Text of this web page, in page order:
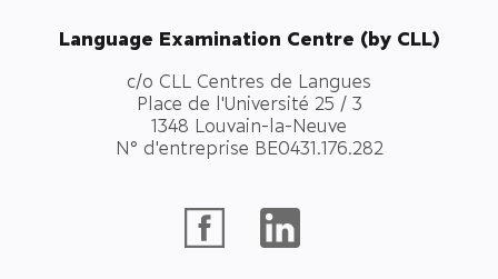
Language Examination Centre (by CLL)
c/o CLL Centres de Langues
Place de l'Université 25 / 3
1348 Louvain-la-Neuve
N° d'entreprise BE0431.176.282